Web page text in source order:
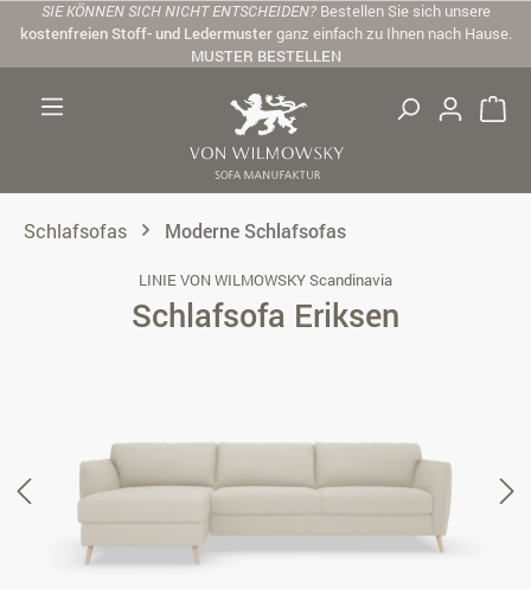
Zum Hauptinhalt springen
SIE KÖNNEN SICH NICHT ENTSCHEIDEN? Bestellen Sie sich unsere
kostenfreien Stoff- und Ledermusterganz einfach zu Ihnen nach Hause.
MUSTER BESTELLEN
Schlafsofas Moderne Schlafsofas
LINIE VON WILMOWSKY Scandinavia
Schlafsofa Eriksen